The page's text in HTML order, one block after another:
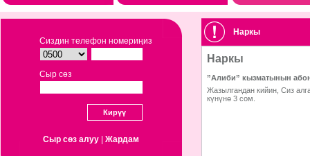
Сиздин телефон номериңиз
Сыр сөз
Сыр сөз алуу Жардам
Наркы